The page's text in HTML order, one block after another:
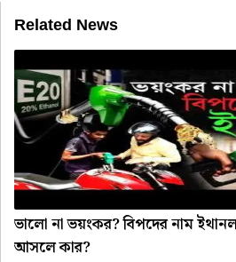
Related News
ভালো না ভয়ংকর? বিপদের নাম
আসলে কার?